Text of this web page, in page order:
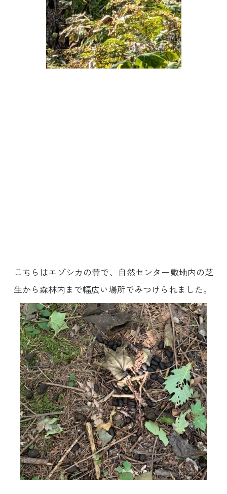
こちらはエゾシカの糞で、自然センター敷地内の芝
生から森林内まで幅広い場所でみつけられました。